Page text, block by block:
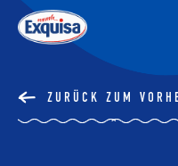
ZURÜCK ZUM